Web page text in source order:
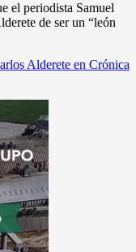
el periodista Samuel
de ser un “león
Alderete en Crónica